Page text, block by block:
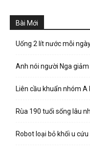
Bài Mới
Uống 2 lít nước mỗi
Anh nói người Nga
Liên cầu khuẩn nhóm
Rùa 190 tuổi sống lâu
Robot loại bỏ khối u